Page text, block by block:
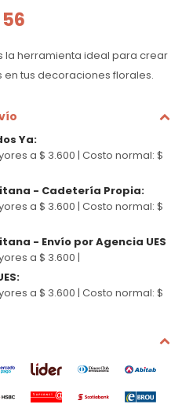
56
la herramienta ideal para crear
tus decoraciones florales.
Ya:
a $ 3.600 | Costo normal: $
- Cadetería Propia:
a $ 3.600 | Costo normal: $
- Envío por Agencia UES
a $ 3.600 |
:
a $ 3.600 | Costo normal: $